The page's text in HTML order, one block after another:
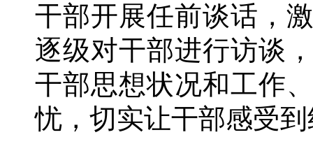
干部开展任前谈话，
逐级对干部进行访谈
干部思想状况和工作
忧，切实让干部感受